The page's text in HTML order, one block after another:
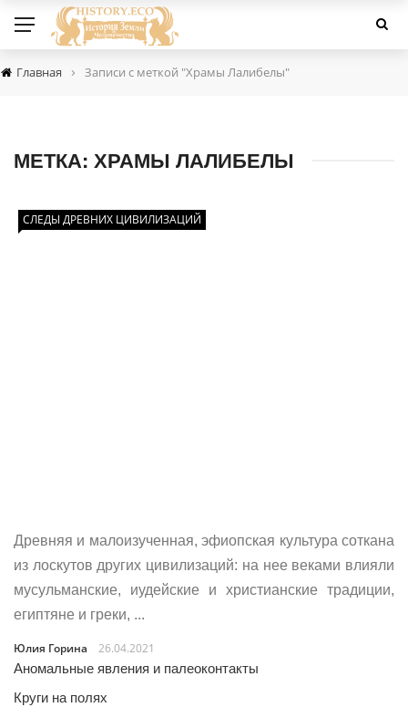
Главная › Записи с меткой "Храмы Лалибелы"
МЕТКА: ХРАМЫ ЛАЛИБЕЛЫ
СЛЕДЫ ДРЕВНИХ ЦИВИЛИЗАЦИЙ
Древняя и малоизученная, эфиопская культура соткана
из лоскутов других цивилизаций: на нее веками влияли
мусульманские, иудейские и христианские традиции,
египтяне и греки, ...
Юлия Горина
26.04.2021
Аномальные явления и палеоконтакты
Круги на полях